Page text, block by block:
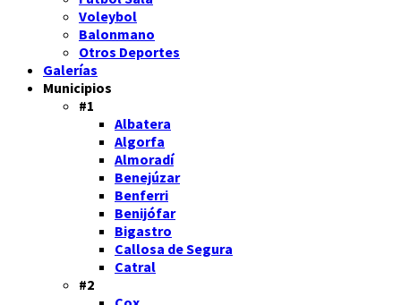
Voleybol
Balonmano
Otros Deportes
Galerías
Municipios
#1
Albatera
Algorfa
Almoradí
Benejúzar
Benferri
Benijófar
Bigastro
Callosa de Segura
Catral
#2